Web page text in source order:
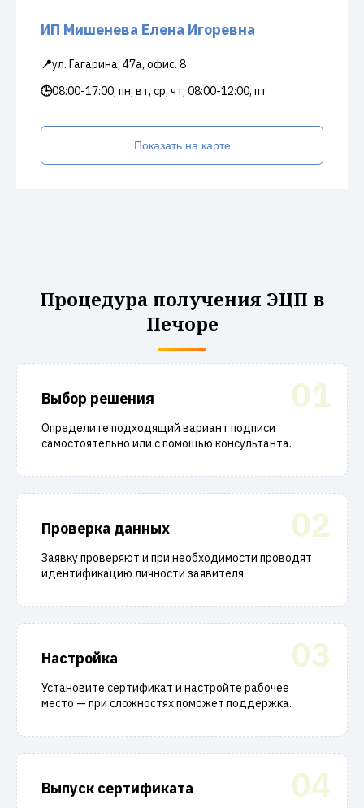
ИП Мишенева Елена Игоревна
📍ул. Гагарина, 47а, офис. 8
🕒08:00-17:00, пн, вт, ср, чт; 08:00-12:00, пт
Показать на карте
Процедура получения ЭЦП в
Печоре
01
Выбор решения
Определите подходящий вариант подписи
самостоятельно или с помощью консультанта.
02
Проверка данных
Заявку проверяют и при необходимости проводят
идентификацию личности заявителя.
03
Настройка
Установите сертификат и настройте рабочее
место — при сложностях поможет поддержка.
04
Выпуск сертификата